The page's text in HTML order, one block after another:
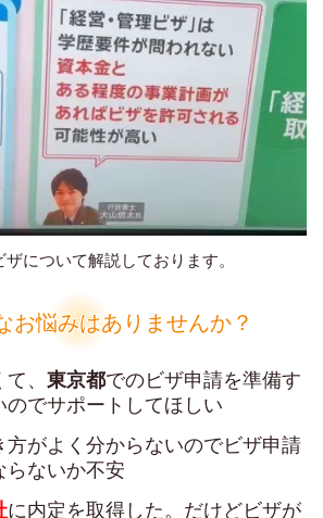
について解説しております。
お悩みはありませんか？
、 東京都でのビザ申請を準備す
のでサポートしてほしい
方がよく分からないのでビザ申請
らないか不安
に内定を取得した。だけどビザが